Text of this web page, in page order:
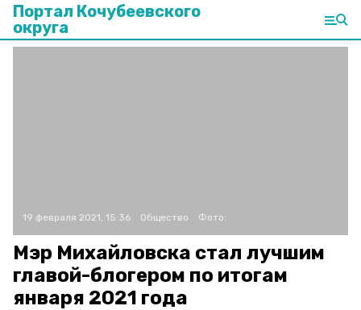
Портал Кочубеевского
округа
19 февраля 2021, 15:36 Общество Фото:
Мэр Михайловска стал лучшим
главой-блогером по итогам
января 2021 года